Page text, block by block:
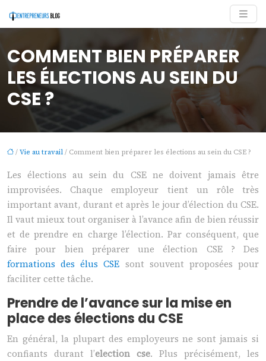
COMMENT BIEN PRÉPARER
LES ÉLECTIONS AU SEIN DU
CSE ?
/ Vie au travail / Comment bien préparer les élections au sein du CSE ?
Les élections au sein du CSE ne doivent jamais être
improvisées. Chaque employeur tient un rôle très
important avant, durant et après le jour d’élection du CSE.
Il vaut mieux tout organiser à l’avance afin de bien réussir
et de prendre en charge l’élection. Par conséquent, que
faire pour bien préparer une élection CSE ? Des
formations des élus CSE sont souvent proposées pour
faciliter cette tâche.
Prendre de l’avance sur la mise en
place des élections du CSE
En général, la plupart des employeurs ne sont jamais si
confiants durant l’election cse. Plus précisément, les